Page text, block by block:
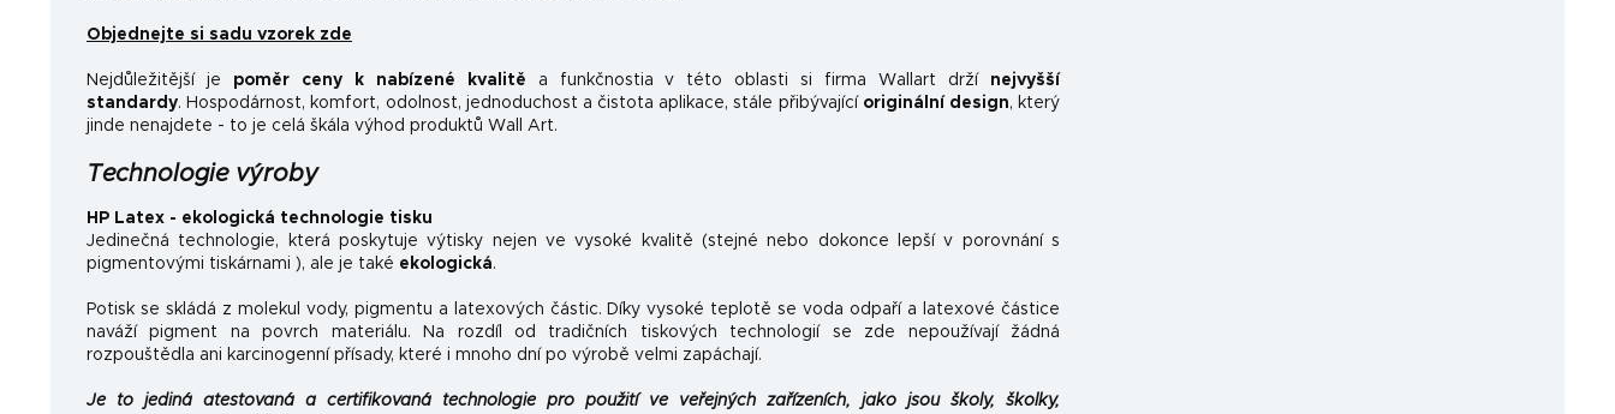
Objednejte si sadu vzorek zde
Nejdůležitější je poměr ceny k nabízené kvalitě a funkčnostia v této oblasti si firma Wallart drží nejvyšší
standardy. Hospodárnost, komfort, odolnost, jednoduchost a čistota aplikace, stále přibývající originální design, který
jinde nenajdete - to je celá škála výhod produktů Wall Art.
Technologie výroby
HP Latex - ekologická technologie tisku
Jedinečná technologie, která poskytuje výtisky nejen ve vysoké kvalitě (stejné nebo dokonce lepší v porovnání s
pigmentovými tiskárnami ), ale je také ekologická.
Potisk se skládá z molekul vody, pigmentu a latexových částic. Díky vysoké teplotě se voda odpaří a latexové částice
naváží pigment na povrch materiálu. Na rozdíl od tradičních tiskových technologií se zde nepoužívají žádná
rozpouštědla ani karcinogenní přísady, které i mnoho dní po výrobě velmi zapáchají.
Je to jediná atestovaná a certifikovaná technologie pro použití ve veřejných zařízeních, jako jsou školy, školky,